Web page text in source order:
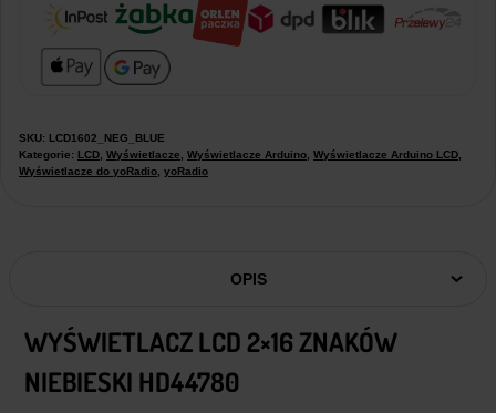
SKU: LCD1602_NEG_BLUE
Kategorie: LCD, Wyświetlacze, Wyświetlacze Arduino, Wyświetlacze Arduino LCD,
Wyświetlacze do yoRadio, yoRadio
OPIS
WYŚWIETLACZ LCD 2×16 ZNAKÓW
NIEBIESKI HD44780